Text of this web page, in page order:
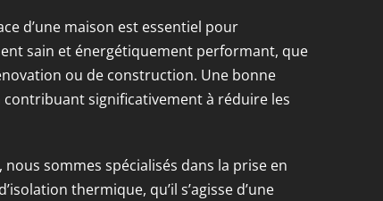
d’une maison est essentiel pour
sain et énergétiquement performant, que
ou de construction. Une bonne
significativement à réduire les
nous sommes spécialisés dans la prise en
thermique, qu’il s’agisse d’une